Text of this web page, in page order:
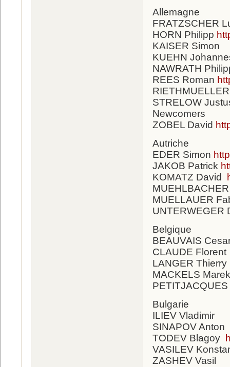
Allemagne
FRATZSCHER
HORN Philipp
KAISER Simon
KUEHN
NAWRATH
REES Roman
STRELOW
Newcomers
ZOBEL David
Autriche
EDER Simon
JAKOB Patrick
KOMATZ David
MUELLAUER
UNTERWEGER
Belgique
BEAUVAIS
CLAUDE Florent
LANGER Thierry
MACKELS Marek
Bulgarie
ILIEV Vladimir
SINAPOV
TODEV Blagoy
VASILEV
ZASHEV Vasil